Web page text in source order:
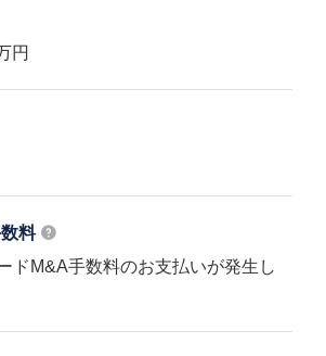
円
料
ドM&A手数料のお支払いが発生し